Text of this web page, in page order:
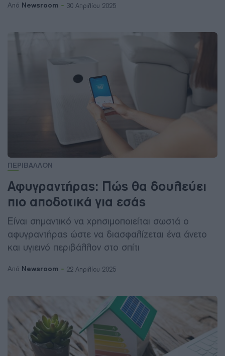
Από Newsroom 30 Απριλίου 2025
ΠΕΡΙΒΑΛΛΟΝ
Αφυγραντήρας: Πώς θα δουλεύει
πιο αποδοτικά για εσάς
Είναι σημαντικό να χρησιμοποιείται σωστά ο
αφυγραντήρας ώστε να διασφαλίζεται ένα άνετο
και υγιεινό περιβάλλον στο σπίτι
Από Newsroom 22 Απριλίου 2025